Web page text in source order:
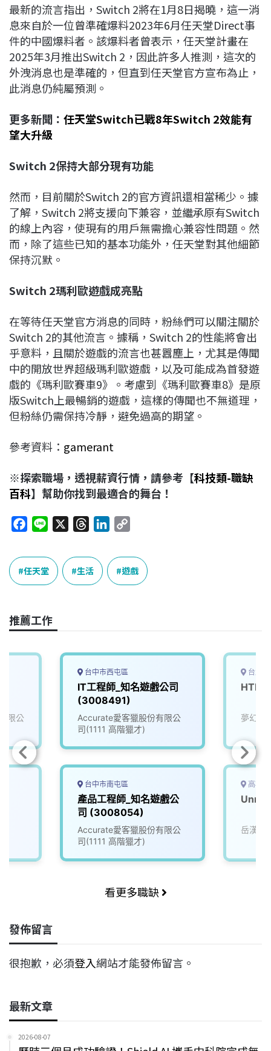
最新的流言指出，Switch 2將在1月8日揭曉，這一消
息來自於一位曾準確爆料2023年6月任天堂Direct事
件的中國爆料者。該爆料者曾表示，任天堂計畫在
2025年3月推出Switch 2，因此許多人推測，這次的
外洩消息也是準確的，但直到任天堂官方宣布為止，
此消息仍純屬預測。
更多新聞： 任天堂Switch已戰8年Switch 2效能有
望大升級
Switch 2保持大部分現有功能
然而，目前關於Switch 2的官方資訊還相當稀少。據
了解，Switch 2將支援向下兼容，並繼承原有Switch
的線上內容，使現有的用戶無需擔心兼容性問題。然
而，除了這些已知的基本功能外，任天堂對其他細節
保持沉默。
Switch 2瑪利歐遊戲成亮點
在等待任天堂官方消息的同時，粉絲們可以關注關於
Switch 2的其他流言。據稱，Switch 2的性能將會出
乎意料，且關於遊戲的流言也甚囂塵上，尤其是傳聞
中的開放世界超級瑪利歐遊戲，以及可能成為首發遊
戲的《瑪利歐賽車9》。考慮到《瑪利歐賽車8》是原
版Switch上最暢銷的遊戲，這樣的傳聞也不無道理，
但粉絲仍需保持冷靜，避免過高的期望。
參考資料： gamerant
※探索職場，透視薪資行情，請參考【科技類-職缺
百科】幫助你找到最適合的舞台！
c
e
b
o
k
n
e
r
e
a
n
e
n
p
y
L
k
任天堂 生活 遊戲
推薦工作
限公
台中市西屯區
IT工程師_知名遊戲公司
(3008491)
Accurate愛客獵股份有限公
司(1111 高階獵才)
台中市南屯區
產品工程師_知名遊戲公
司 (3008054)
Accurate愛客獵股份有限公
司(1111 高階獵才)
台北
夢幻互
高雄
岳漢網
看更多職缺
發佈留言
很抱歉，必須登入網站才能發佈留言。
最新文章
2026-08-07